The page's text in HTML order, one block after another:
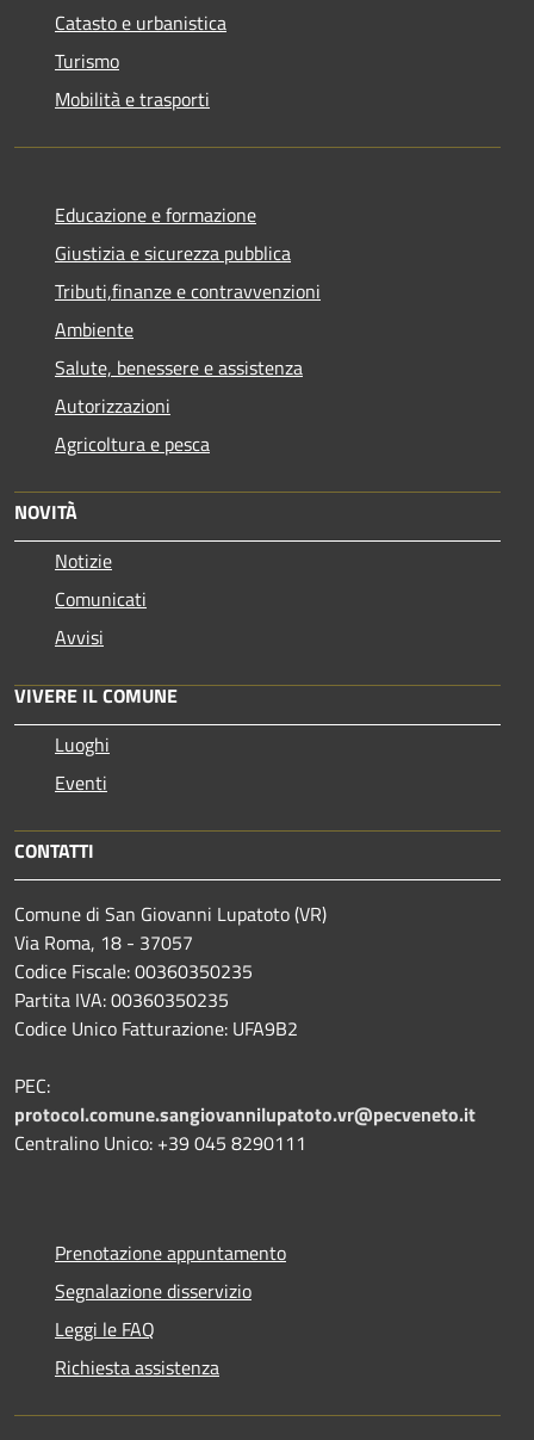
Catasto e urbanistica
Turismo
Mobilità e trasporti
Educazione e formazione
Giustizia e sicurezza pubblica
Tributi,finanze e contravvenzioni
Ambiente
Salute, benessere e assistenza
Autorizzazioni
Agricoltura e pesca
NOVITÀ
Notizie
Comunicati
Avvisi
VIVERE IL COMUNE
Luoghi
Eventi
CONTATTI
Comune di San Giovanni Lupatoto (VR)
Via Roma, 18 - 37057
Codice Fiscale: 00360350235
Partita IVA: 00360350235
Codice Unico Fatturazione: UFA9B2
PEC:
protocol.comune.sangiovannilupatoto.vr@pecveneto.it
Centralino Unico: +39 045 8290111
Prenotazione appuntamento
Segnalazione disservizio
Leggi le FAQ
Richiesta assistenza